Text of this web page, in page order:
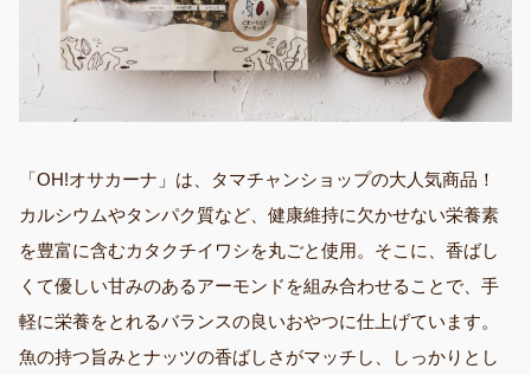
「OH!オサカーナ」は、タマチャンショップの大人気商品！
カルシウムやタンパク質など、健康維持に欠かせない栄養素
を豊富に含むカタクチイワシを丸ごと使用。そこに、香ばし
くて優しい甘みのあるアーモンドを組み合わせることで、手
軽に栄養をとれるバランスの良いおやつに仕上げています。
魚の持つ旨みとナッツの香ばしさがマッチし、しっかりとし